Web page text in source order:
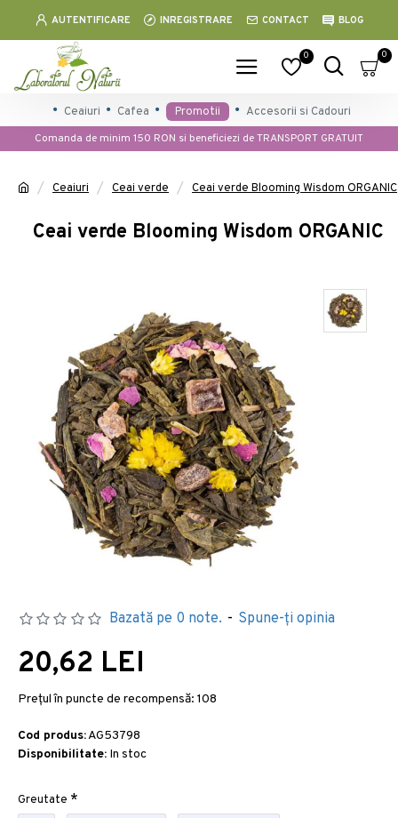
AUTENTIFICARE INREGISTRARE CONTACT BLOG
0 0
Ceaiuri Cafea Promotii
Accesorii si Cadouri
Comanda de minim 150 RON si beneficiezi de TRANSPORT GRATUIT
Ceaiuri Ceai verde Ceai verde Blooming Wisdom ORGANIC
Ceai verde Blooming Wisdom ORGANIC
Bazată pe 0 note. - Spune-ţi opinia
20,62 LEI
Preţul în puncte de recompensă: 108
Cod produs:AG53798
Disponibilitate: In stoc
Greutate